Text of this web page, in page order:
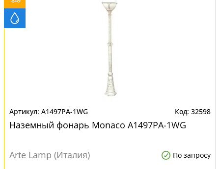
A1497PA-1WG 32598
Наземный фонарь Monaco A1497PA-1WG
Arte Lamp (Италия) По запросу